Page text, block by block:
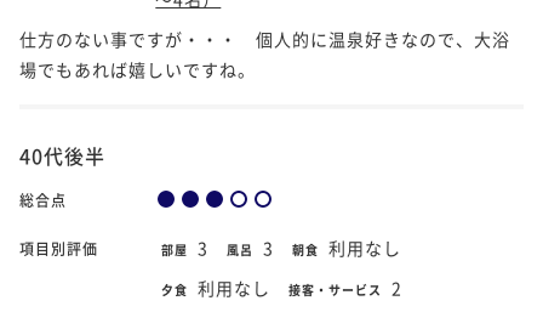
仕方のない事ですが・・・ 個人的に温泉好きなので、大浴
場でもあれば嬉しいですね。
40代後半
総合点
項目別評価 部屋 3 風呂 3 朝食 利用なし
夕食 利用なし 接客・サービス 2